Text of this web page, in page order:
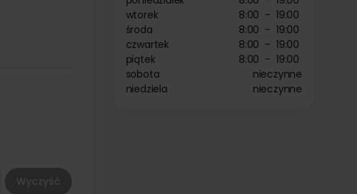
Wyczyść
wtorek
8:00 - 19:00
środa
8:00 - 19:00
czwartek
8:00 - 19:00
piątek
8:00 - 19:00
sobota
nieczynne
niedziela
nieczynne